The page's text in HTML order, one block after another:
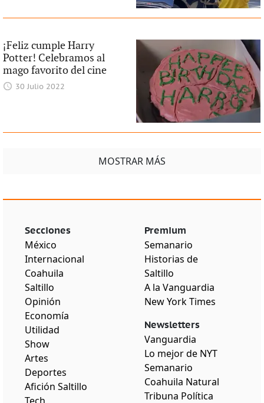
¡Feliz cumple Harry
Potter! Celebramos al
mago favorito del cine
30 Julio 2022
MOSTRAR MÁS
Secciones
México
Internacional
Coahuila
Saltillo
Opinión
Economía
Utilidad
Show
Artes
Deportes
Afición Saltillo
Tech
Premium
Semanario
Historias de
Saltillo
A la Vanguardia
New York Times
Newsletters
Vanguardia
Lo mejor de NYT
Semanario
Coahuila Natural
Tribuna Política